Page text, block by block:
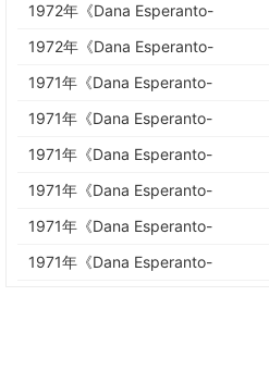
1972年《Dana Esperanto-
Bulteno》第3-4期
1972年《Dana Esperanto-
Bulteno》第1-2期
1971年《Dana Esperanto-
Bulteno》第11-12期
1971年《Dana Esperanto-
Bulteno》第7-10期
1971年《Dana Esperanto-
Bulteno》第5-6期
1971年《Dana Esperanto-
Bulteno》第4期
1971年《Dana Esperanto-
Bulteno》第3期
1971年《Dana Esperanto-